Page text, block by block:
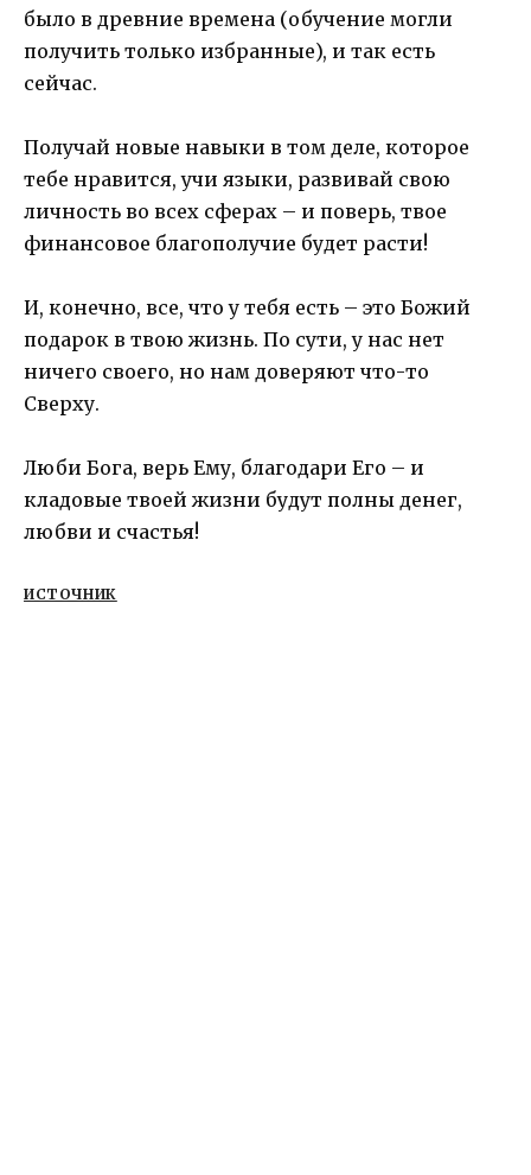
было в древние времена (обучение могли
получить только избранные), и так есть
сейчас.
Получай новые навыки в том деле, которое
тебе нравится, учи языки, развивай свою
личность во всех сферах – и поверь, твое
финансовое благополучие будет расти!
И, конечно, все, что у тебя есть – это Божий
подарок в твою жизнь. По сути, у нас нет
ничего своего, но нам доверяют что-то
Сверху.
Люби Бога, верь Ему, благодари Его – и
кладовые твоей жизни будут полны денег,
любви и счастья!
ИСТОЧНИК